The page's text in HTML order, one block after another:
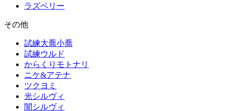
ラズベリー
その他
試練大喬小喬
試練ウルド
からくりモトナリ
ニケ&アテナ
ツクヨミ
光シルヴィ
闇シルヴィ